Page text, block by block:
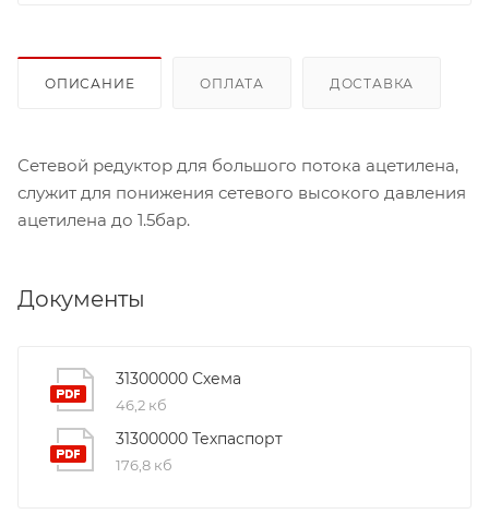
ОПИСАНИЕ ОПЛАТА ДОСТАВКА
Сетевой редуктор для большого потока ацетилена,
служит для понижения сетевого высокого давления
ацетилена до 1.5бар.
Документы
31300000 Схема
46,2 кб
31300000 Техпаспорт
176,8 кб